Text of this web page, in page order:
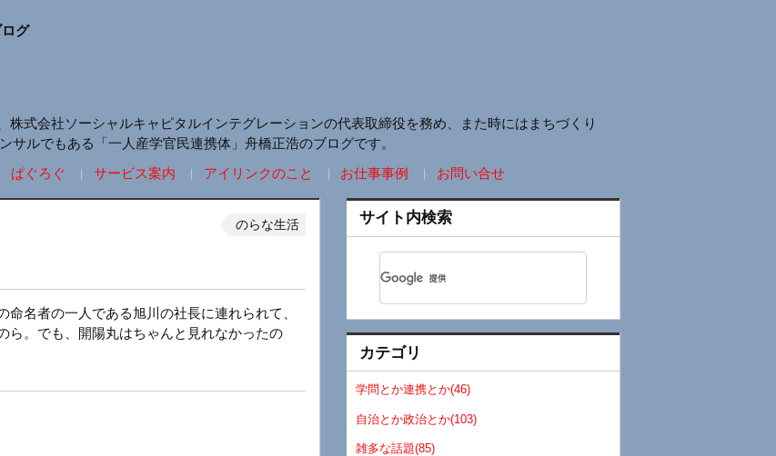
グ
株式会社ソーシャルキャピタルインテグレーションの代表取締役を務め、また時にはまちづくり
ルでもある「一人産学官民連携体」舟橋正浩のブログです。
ぱぐろぐ サービス案内 アイリンクのこと お仕事事例 お問い合せ
のらな生活
名者の一人である旭川の社長に連れられて、
ら。でも、開陽丸はちゃんと見れなかったの
サイト内検索
カテゴリ
学問とか連携とか(46)
自治とか政治とか(103)
雑多な話題(85)